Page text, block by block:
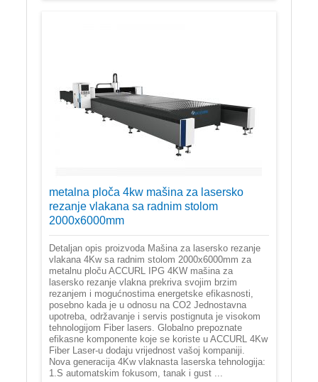
metalna ploča 4kw mašina za lasersko
rezanje vlakana sa radnim stolom
2000x6000mm
Detaljan opis proizvoda Mašina za lasersko rezanje
vlakana 4Kw sa radnim stolom 2000x6000mm za
metalnu ploču ACCURL IPG 4KW mašina za
lasersko rezanje vlakna prekriva svojim brzim
rezanjem i mogućnostima energetske efikasnosti,
posebno kada je u odnosu na CO2 Jednostavna
upotreba, održavanje i servis postignuta je visokom
tehnologijom Fiber lasers. Globalno prepoznate
efikasne komponente koje se koriste u ACCURL 4Kw
Fiber Laser-u dodaju vrijednost vašoj kompaniji.
Nova generacija 4Kw vlaknasta laserska tehnologija:
1.S automatskim fokusom, tanak i gust ...